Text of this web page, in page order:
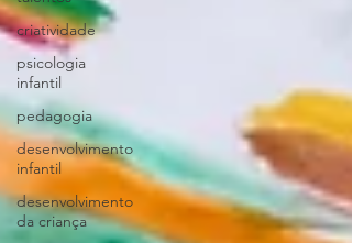
criatividade
psicologia
infantil
pedagogia
desenvolvimento
infantil
desenvolvimento
da criança